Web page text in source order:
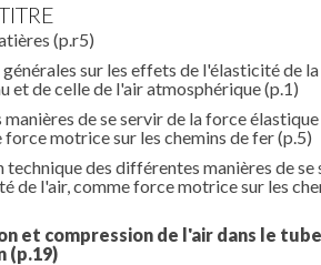
(p.r5)
générales sur les effets de l'élasticité de la
et de celle de l'air atmosphérique(p.1)
de se servir de la force
force motrice sur les chemins de fer(p.5)
des différentes manières de se
de l'air, comme force motrice sur les
et compression de l'air dans le
(p.19)